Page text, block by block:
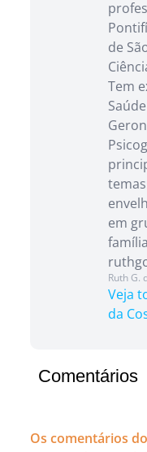
de
Tem
em
Ruth G.
Veja
da
Comentários
Os comentários